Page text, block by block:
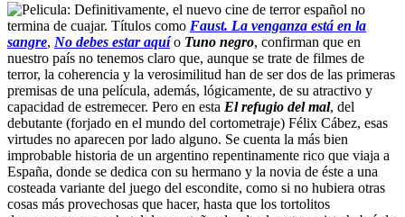
Definitivamente, el nuevo cine de terror español no
termina de cuajar. Títulos como Faust. La venganza está en la
sangre, No debes estar aquío Tuno negro, confirman que en
nuestro país no tenemos claro que, aunque se trate de filmes de
terror, la coherencia y la verosimilitud han de ser dos de las primeras
premisas de una película, además, lógicamente, de su atractivo y
capacidad de estremecer. Pero en esta El refugio del mal, del
debutante (forjado en el mundo del cortometraje) Félix Cábez, esas
virtudes no aparecen por lado alguno. Se cuenta la más bien
improbable historia de un argentino repentinamente rico que viaja a
España, donde se dedica con su hermano y la novia de éste a una
costeada variante del juego del escondite, como si no hubiera otras
cosas más provechosas que hacer, hasta que los tortolitos